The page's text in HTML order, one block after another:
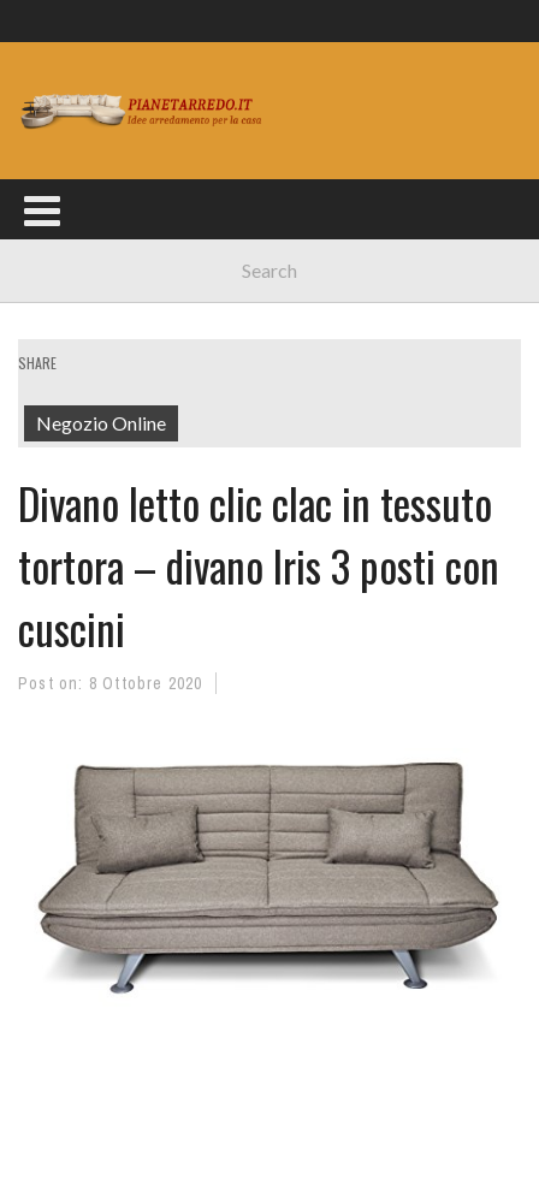
SHARE
Negozio Online
Divano letto clic clac in tessuto
tortora – divano Iris 3 posti con
cuscini
Post on: 8 Ottobre 2020